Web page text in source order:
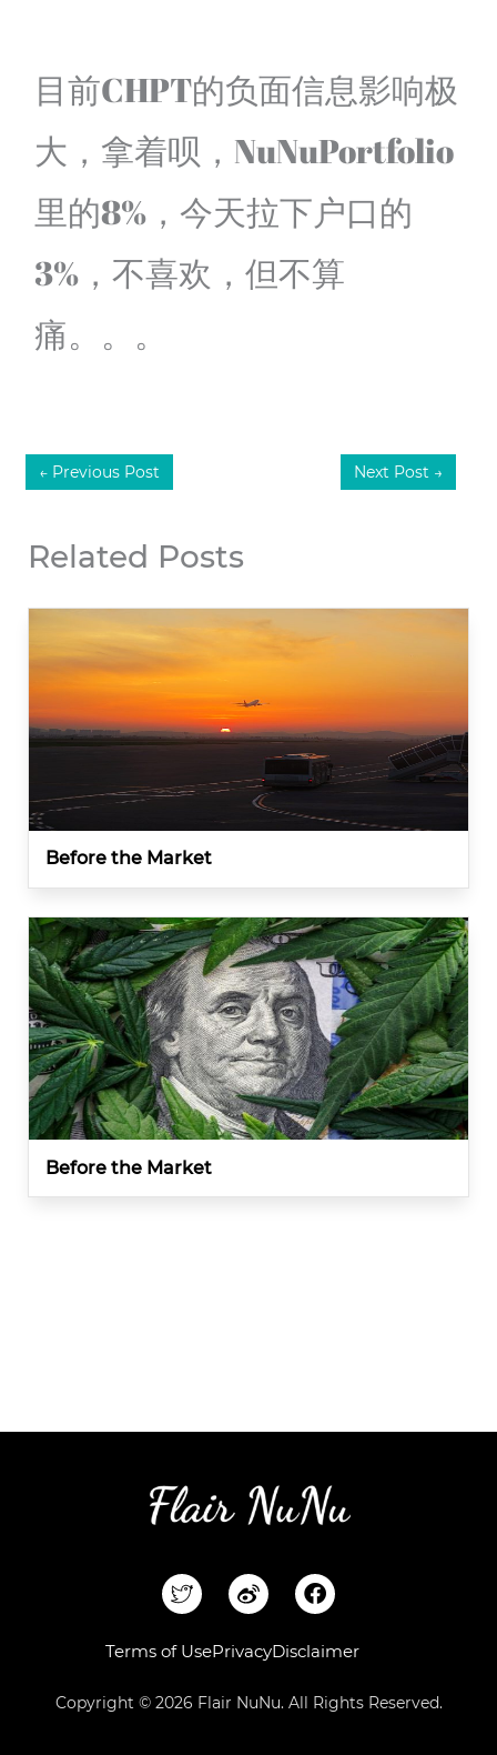
目前CHPT的负面信息影响极
大，拿着呗，NuNuPortfolio
里的8%，今天拉下户口的
3%，不喜欢，但不算
痛。。。
← Previous Post Next Post →
Related Posts
Before the Market
Before the Market
F
a
e
o
o
Terms of UsePrivacyDisclaimer
Copyright © 2026 Flair NuNu. All Rights Reserved.